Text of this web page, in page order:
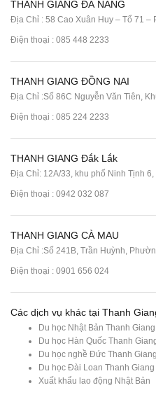
THANH GIANG ĐÀ NẴNG
Địa Chỉ : 58 Cao Xuân Huy – Tổ 71 –
Điện thoại : 085 448 2233
THANH GIANG ĐỒNG NAI
Địa Chỉ :Số 86C Nguyễn Văn Tiên,
Điện thoại : 085 224 2233
THANH GIANG Đắk Lắk
Địa Chỉ: 12A/33, khu phố Ninh Tịnh
Điện thoại : 0942 032 087
THANH GIANG CÀ MAU
Địa Chỉ :Số 241B, Trần Huỳnh,
Điện thoại : 0901 656 024
Các dịch vụ khác tại Thanh
Du học Nhật Bản Thanh Giang
Du học Hàn Quốc Thanh
Du học nghề Đức Thanh Giang
Du học Đài Loan Thanh Giang
Xuất khẩu lao động Nhật Bản